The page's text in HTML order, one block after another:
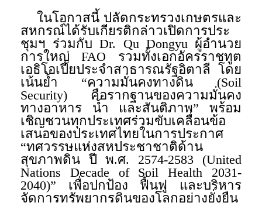
ในโอกาสนี้ ปลัดกระทรวงเกษตรและ
สหกรณ์ได้รับเกียรติกล่าวเปิดการประ
ชุมฯ ร่วมกับ Dr. Qu Dongyu ผู้อำนวย
การใหญ่ FAO รวมทั้งเอกอัครราชทูต
เอธิโอเปียประจำสาธารณรัฐอิตาลี โดย
เน้นย้ำ “ความมั่นคงทางดิน (Soil
Security) คือรากฐานของความมั่นคง
ทางอาหาร น้ำ และสันติภาพ” พร้อม
เชิญชวนทุกประเทศร่วมขับเคลื่อนข้อ
เสนอของประเทศไทยในการประกาศ
“ทศวรรษแห่งสหประชาชาติด้าน
สุขภาพดิน ปี พ.ศ. 2574-2583 (United
Nations Decade of Soil Health 2031-
2040)” เพื่อปกป้อง ฟื้นฟู และบริหาร
จัดการทรัพยากรดินของโลกอย่างยั่งยืน